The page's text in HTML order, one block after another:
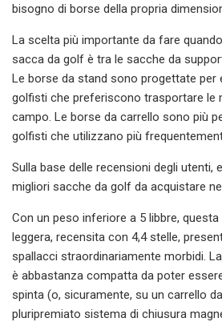
bisogno di borse della propria
La scelta più importante da fare
sacca da golf è tra le sacche da
Le borse da stand sono progettate per
golfisti che preferiscono trasportare le
campo. Le borse da carrello sono più
golfisti che utilizzano più
Sulla base delle recensioni degli utenti,
migliori sacche da golf da acquistare
Con un peso inferiore a 5 libbre,
leggera, recensita con 4,4 stelle,
spallacci straordinariamente morbidi.
è abbastanza compatta da poter
spinta (o, sicuramente, su un carrello
pluripremiato sistema di chiusura